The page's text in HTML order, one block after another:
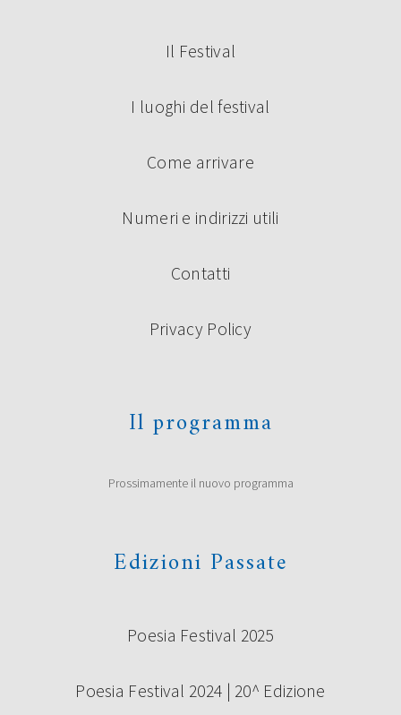
Il Festival
I luoghi del festival
Come arrivare
Numeri e indirizzi utili
Contatti
Privacy Policy
Il programma
Prossimamente il nuovo programma
Edizioni Passate
Poesia Festival 2025
Poesia Festival 2024 | 20^ Edizione